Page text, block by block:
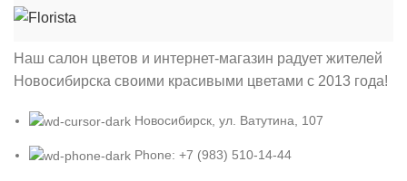
Наш салон цветов и интернет-магазин радует жителей
Новосибирска своими красивыми цветами с 2013 года!
Новосибирск, ул. Ватутина, 107
Phone: +7 (983) 510-14-44